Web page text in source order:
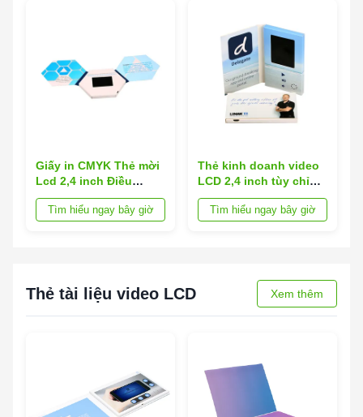
Giấy in CMYK Thẻ mời
Lcd 2,4 inch Điều
khiển từ tính
Tìm hiểu ngay bây giờ
Thẻ kinh doanh video
LCD 2,4 inch tùy chỉnh
Lời mời Thẻ tên màn
hình LCD từ tính
Tìm hiểu ngay bây giờ
Thẻ tài liệu video LCD Xem thêm